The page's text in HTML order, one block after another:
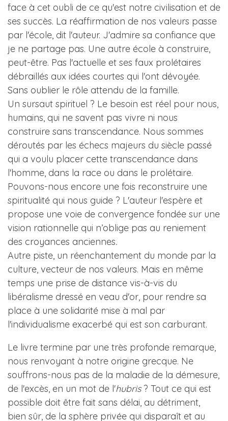
face à cet oubli de ce qu'est notre civilisation et de
ses succès. La réaffirmation de nos valeurs passe
par l'école, dit l'auteur. J'admire sa confiance que
je ne partage pas. Une autre école à construire,
peut-être. Pas l'actuelle et ses faux prolétaires
débraillés aux idées courtes qui l'ont dévoyée.
Sans oublier le rôle attendu de la famille.
Un sursaut spirituel ? Le besoin est réel pour nous,
humains, qui ne savent pas vivre ni nous
construire sans transcendance. Nous sommes
déroutés par les échecs majeurs du siècle passé
qui a voulu placer cette transcendance dans
l'homme, dans la race ou dans le prolétaire.
Pouvons-nous encore une fois reconstruire une
spiritualité qui nous guide ? L'auteur l'espère et
propose une voie de convergence fondée sur une
vision rationnelle qui n’oblige pas au reniement
des croyances anciennes.
Autre piste, un réenchantement du monde par la
culture, vecteur de nos valeurs. Mais en même
temps une prise de distance vis-à-vis du
libéralisme dressé en veau d'or, pour rendre sa
place à une solidarité mise à mal par
l'individualisme exacerbé qui est son carburant.
Le livre termine par une très profonde remarque,
nous renvoyant à notre origine grecque. Ne
souffrons-nous pas de la maladie de la démesure,
de l'excès, en un mot de l'hubris? Tout ce qui est
possible doit être fait sans délai, au détriment,
bien sûr, de la sphère privée qui disparaît et au